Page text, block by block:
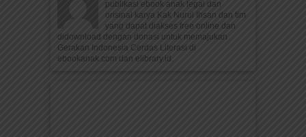
publikasi ebook anak legal dan
orisinal karya Kak Nurul Ihsan dan tim
yang dapat diakses free online dan
didownload dengan donasi untuk memajukan
Gerakan Indonesia Cerdas Literasi di
ebookanak.com dan elibrary.id.